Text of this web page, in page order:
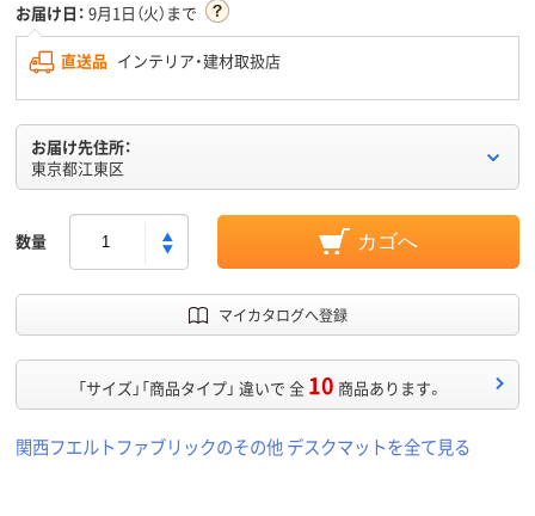
お届け日： 9月1日（火）まで
直送品 インテリア・建材取扱店
お届け先住所：
東京都江東区
数量 カゴへ
マイカタログへ登録
「サイズ」「商品タイプ」 違いで 全 10 商品あります。
関西フエルトファブリックのその他 デスクマットを全て見る